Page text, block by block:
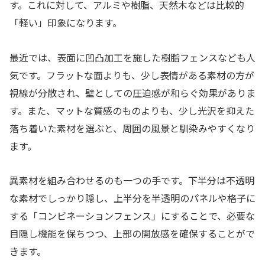
す。これに対して、アルミや樹脂、天然木などは比較的
「軽い」印象になります。
最近では、表面に凹凸加工を施した樹脂フェンスなども人
気です。フラットな面よりも、少し表情がある素材の方が
視線が分散され、壁としての圧迫感が和らぐ効果がありま
す。また、マットな質感のものよりも、少し光沢を抑えた
落ち着いた素材を選ぶと、周囲の風景と馴染みやすくなり
ます。
異素材を組み合わせるのも一つの手です。下半分は不透明
な素材でしっかり隠し、上半分を半透明のパネルや格子に
する「コンビネーションフェンス」にすることで、必要な
目隠し機能を保ちつつ、上部の開放感を確保することがで
きます。